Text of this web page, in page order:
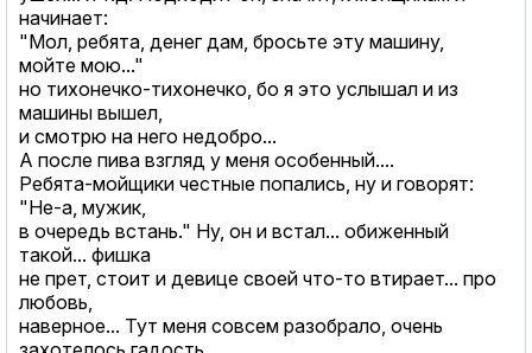
начинает:
"Мол, ребята, денег дам, бросьте эту машину,
мойте мою..."
но тихонечко-тихонечко, бо я это услышал и из
машины вышел,
и смотрю на него недобро...
А после пива взгляд у меня особенный....
Ребята-мойщики честные попались, ну и говорят:
"Не-а, мужик,
в очередь встань." Ну, он и встал... обиженный
такой... фишка
не прет, стоит и девице своей что-то втирает... про
любовь,
наверное... Тут меня совсем разобрало, очень